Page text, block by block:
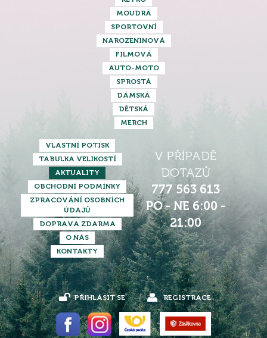
MOUDRÁ
SPORTOVNÍ
NAROZENINOVÁ
FILMOVÁ
AUTO-MOTO
SPROSTÁ
DÁMSKÁ
DĚTSKÁ
MERCH
VLASTNÍ POTISK
TABULKA VELIKOSTÍ
AKTUALITY
OBCHODNÍ PODMÍNKY
ZPRACOVÁNÍ OSOBNÍCH
ÚDAJŮ
DOPRAVA ZDARMA
O NÁS
KONTAKTY
V PŘÍPADĚ
DOTAZŮ
777 563 613
PO - NE 6:00 -
21:00
PŘIHLÁSIT SE REGISTRACE